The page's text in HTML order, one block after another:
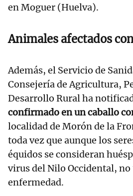
en Moguer (Huelva).
Animales afectados
Además, el Servicio de
Consejería de Agricultura,
Desarrollo Rural ha
confirmado en un caballo
localidad de Morón de la
toda vez que aunque los
équidos se consideran
virus del Nilo Occidental,
enfermedad.